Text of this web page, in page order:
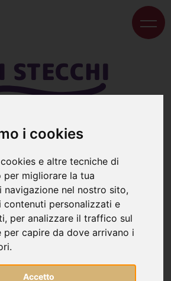
i cookies
e altre tecniche di
per migliorare la tua
navigazione nel nostro sito,
contenuti personalizzati e
per analizzare il traffico sul
per capire da dove arrivano i
Accetto
STECCHI